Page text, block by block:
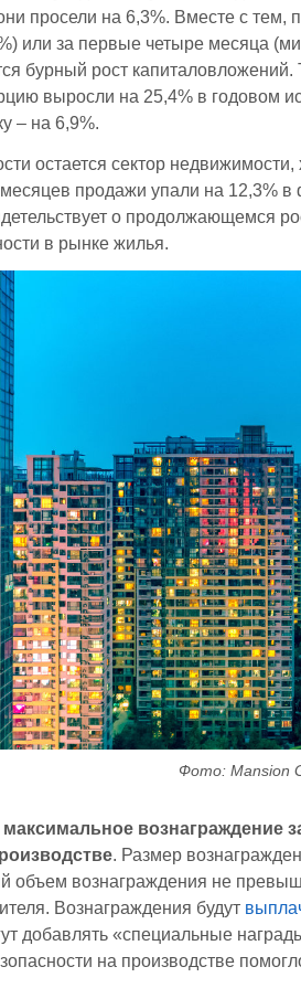
просели на 6,3%. Вместе с тем,
или за первые четыре месяца
бурный рост капиталовложений.
выросли на 25,4% в годовом
– на 6,9%.
остается сектор
месяцев продажи упали на 12,3%
о продолжающемся
в рынке жилья.
Фото: Mansion
вознаграждение
. Размер
объем вознаграждения не
Вознаграждения будут
добавлять «специальные
на производстве